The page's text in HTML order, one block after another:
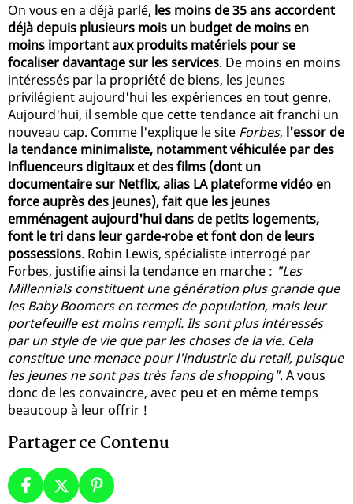
On vous en a déjà parlé, les moins de 35 ans accordent
déjà depuis plusieurs mois un budget de moins en
moins important aux produits matériels pour se
focaliser davantage sur les services. De moins en moins
intéressés par la propriété de biens, les jeunes
privilégient aujourd'hui les expériences en tout genre.
Aujourd'hui, il semble que cette tendance ait franchi un
nouveau cap. Comme l'explique le site Forbes, l'essor de
la tendance minimaliste, notamment véhiculée par des
influenceurs digitaux et des films (dont un
documentaire sur Netflix, alias LA plateforme vidéo en
force auprès des jeunes), fait que les jeunes
emménagent aujourd'hui dans de petits logements,
font le tri dans leur garde-robe et font don de leurs
possessions. Robin Lewis, spécialiste interrogé par
Forbes, justifie ainsi la tendance en marche : "Les
Millennials constituent une génération plus grande que
les Baby Boomers en termes de population, mais leur
portefeuille est moins rempli. Ils sont plus intéressés
par un style de vie que par les choses de la vie. Cela
constitue une menace pour l'industrie du retail, puisque
les jeunes ne sont pas très fans de shopping". A vous
donc de les convaincre, avec peu et en même temps
beaucoup à leur offrir !
Partager ce Contenu